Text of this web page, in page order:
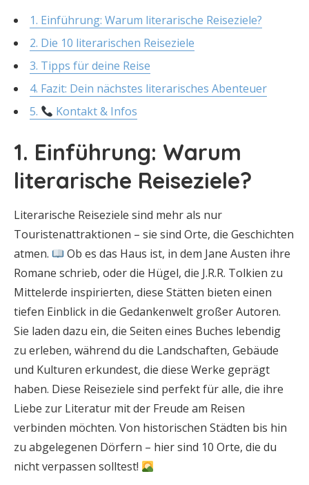
1. Einführung: Warum literarische Reiseziele?
2. Die 10 literarischen Reiseziele
3. Tipps für deine Reise
4. Fazit: Dein nächstes literarisches Abenteuer
5.
Kontakt & Infos
1. Einführung: Warum
literarische Reiseziele?
Literarische Reiseziele sind mehr als nur
Touristenattraktionen – sie sind Orte, die Geschichten
atmen.
Ob es das Haus ist, in dem Jane Austen ihre
Romane schrieb, oder die Hügel, die J.R.R. Tolkien zu
Mittelerde inspirierten, diese Stätten bieten einen
tiefen Einblick in die Gedankenwelt großer Autoren.
Sie laden dazu ein, die Seiten eines Buches lebendig
zu erleben, während du die Landschaften, Gebäude
und Kulturen erkundest, die diese Werke geprägt
haben. Diese Reiseziele sind perfekt für alle, die ihre
Liebe zur Literatur mit der Freude am Reisen
verbinden möchten. Von historischen Städten bis hin
zu abgelegenen Dörfern – hier sind 10 Orte, die du
nicht verpassen solltest!